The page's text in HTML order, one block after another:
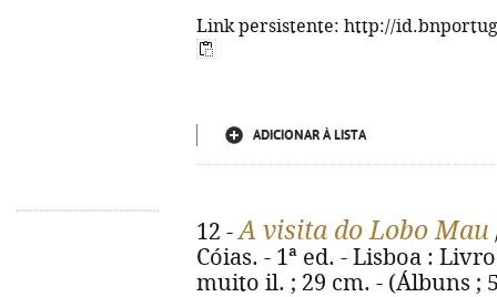
Link persistente: http://
ADICIONAR À LISTA
12 -A visita do Lobo Mau
Cóias. - 1ª ed. - Lisboa :
muito il. ; 29 cm. - (Álbuns ;